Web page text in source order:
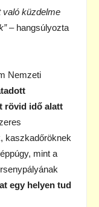
való küzdelme
– hangsúlyozta
Nemzeti
rövid idő alatt
kaszkadőröknek
mint a
egy helyen tud